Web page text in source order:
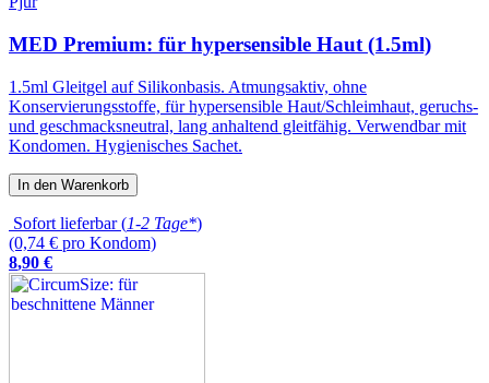
MED Premium: für hypersensible Haut (1.5ml)
1.5ml Gleitgel auf Silikonbasis. Atmungsaktiv, ohne
Konservierungsstoffe, für hypersensible Haut/Schleimhaut, geruchs-
und geschmacksneutral, lang anhaltend gleitfähig. Verwendbar mit
Kondomen. Hygienisches Sachet.
In den Warenkorb
Sofort lieferbar (1-2 Tage*)
(0,74 € pro Kondom)
8,90 €